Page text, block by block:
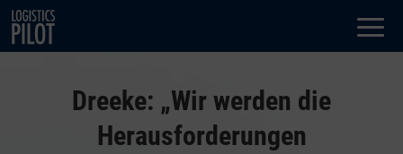
Dialog
window
Dreeke: „Wir werden die
Herausforderungen